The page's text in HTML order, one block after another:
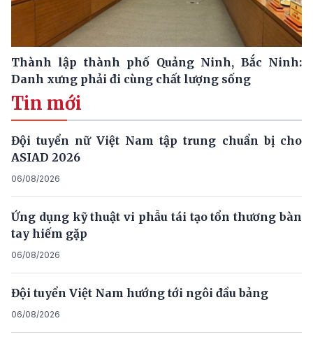
Thành lập thành phố Quảng Ninh, Bắc Ninh:
Danh xưng phải đi cùng chất lượng sống
Tin mới
Đội tuyển nữ Việt Nam tập trung chuẩn bị cho
ASIAD 2026
06/08/2026
Ứng dụng kỹ thuật vi phẫu tái tạo tổn thương bàn
tay hiếm gặp
06/08/2026
Đội tuyển Việt Nam hướng tới ngôi đầu bảng
06/08/2026